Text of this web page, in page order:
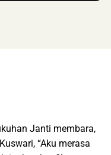
Janti membara,
“Aku merasa